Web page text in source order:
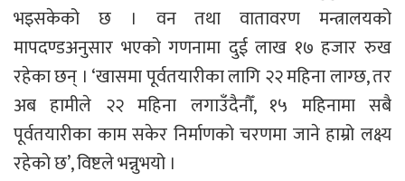
भइसकेको छ । वन तथा वातावरण मन्त्रालयको
मापदण्डअनुसार भएको गणनामा दुई लाख १७ हजार रुख
रहेका छन् । ‘खासमा पूर्वतयारीका लागि २२ महिना लाग्छ, तर
अब हामीले २२ महिना लगाउँदैनौँ, १५ महिनामा सबै
पूर्वतयारीका काम सकेर निर्माणको चरणमा जाने हाम्रो लक्ष्य
रहेको छ’, विष्टले भन्नुभयो ।